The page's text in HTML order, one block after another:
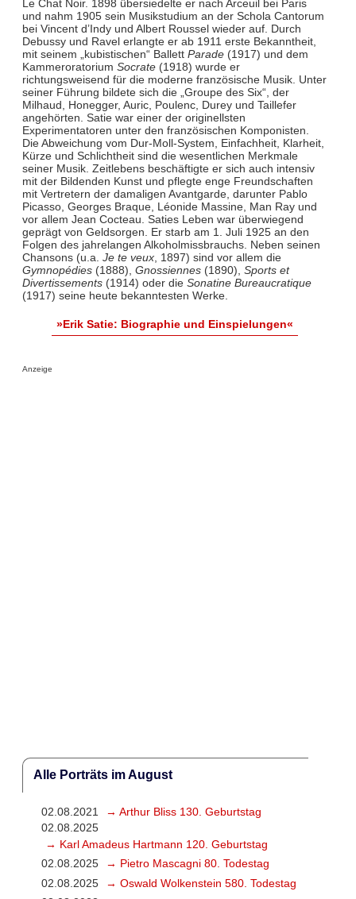
Le Chat Noir. 1898 übersiedelte er nach Arceuil bei Paris
und nahm 1905 sein Musikstudium an der Schola Cantorum
bei Vincent d’Indy und Albert Roussel wieder auf. Durch
Debussy und Ravel erlangte er ab 1911 erste Bekanntheit,
mit seinem „kubistischen“ Ballett Parade(1917) und dem
Kammeroratorium Socrate(1918) wurde er
richtungsweisend für die moderne französische Musik. Unter
seiner Führung bildete sich die „Groupe des Six“, der
Milhaud, Honegger, Auric, Poulenc, Durey und Taillefer
angehörten. Satie war einer der originellsten
Experimentatoren unter den französischen Komponisten.
Die Abweichung vom Dur-Moll-System, Einfachheit, Klarheit,
Kürze und Schlichtheit sind die wesentlichen Merkmale
seiner Musik. Zeitlebens beschäftigte er sich auch intensiv
mit der Bildenden Kunst und pflegte enge Freundschaften
mit Vertretern der damaligen Avantgarde, darunter Pablo
Picasso, Georges Braque, Léonide Massine, Man Ray und
vor allem Jean Cocteau. Saties Leben war überwiegend
geprägt von Geldsorgen. Er starb am 1. Juli 1925 an den
Folgen des jahrelangen Alkoholmissbrauchs. Neben seinen
Chansons (u.a. Je te veux, 1897) sind vor allem die
Gymnopédies(1888), Gnossiennes(1890), Sports et
Divertissements(1914) oder die Sonatine Bureaucratique
(1917) seine heute bekanntesten Werke.
»Erik Satie: Biographie und Einspielungen«
Anzeige
Alle Porträts im August
02.08.2021
→ Arthur Bliss 130. Geburtstag
02.08.2025
→ Karl Amadeus Hartmann 120. Geburtstag
02.08.2025
→ Pietro Mascagni 80. Todestag
02.08.2025
→ Oswald Wolkenstein 580. Todestag